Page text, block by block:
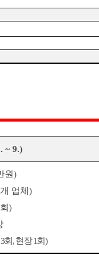
~ 9.)
원)
개 업체 )
회 )
3회 ,현장1회)